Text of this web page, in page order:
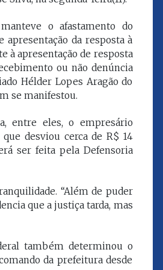
o afastamento do
da resposta à
à apresentação de resposta
ou não denúncia
Hélder Lopes Aragão do
se manifestou.
entre eles, o empresário
desviou cerca de R$ 14
ser feita pela Defensoria
“Além de puder
que a justiça tarda, mas
também determinou o
da prefeitura desde
FROZ SOBRINHO
Ingressou no Ministério
Público Estadual em 1992,
onde foi Promotor de
Justiça. Como
função de corregedor geral
da Justiça do Maranhão no
biênio 2022/2024. É
presidente do TJMA no